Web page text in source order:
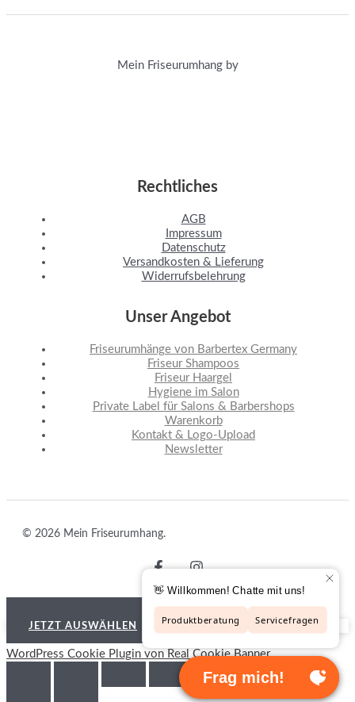
Mein Friseurumhang by
Rechtliches
AGB
Impressum
Datenschutz
Versandkosten & Lieferung
Widerrufsbelehrung
Unser Angebot
Friseurumhänge von Barbertex Germany
Friseur Shampoos
Friseur Haargel
Hygiene im Salon
Private Label für Salons & Barbershops
Warenkorb
Kontakt & Logo-Upload
Newsletter
© 2026 Mein Friseurumhang.
JETZT AUSWÄHLEN
WordPress Cookie Plugin von Real Cookie Banner